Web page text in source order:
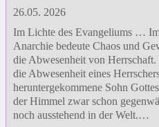
26.05. 2026
Im Lichte des Evangeliums …
Anarchie bedeute Chaos und
die Abwesenheit von
die Abwesenheit eines
heruntergekommene Sohn
der Himmel zwar schon
noch ausstehend in der Welt.…